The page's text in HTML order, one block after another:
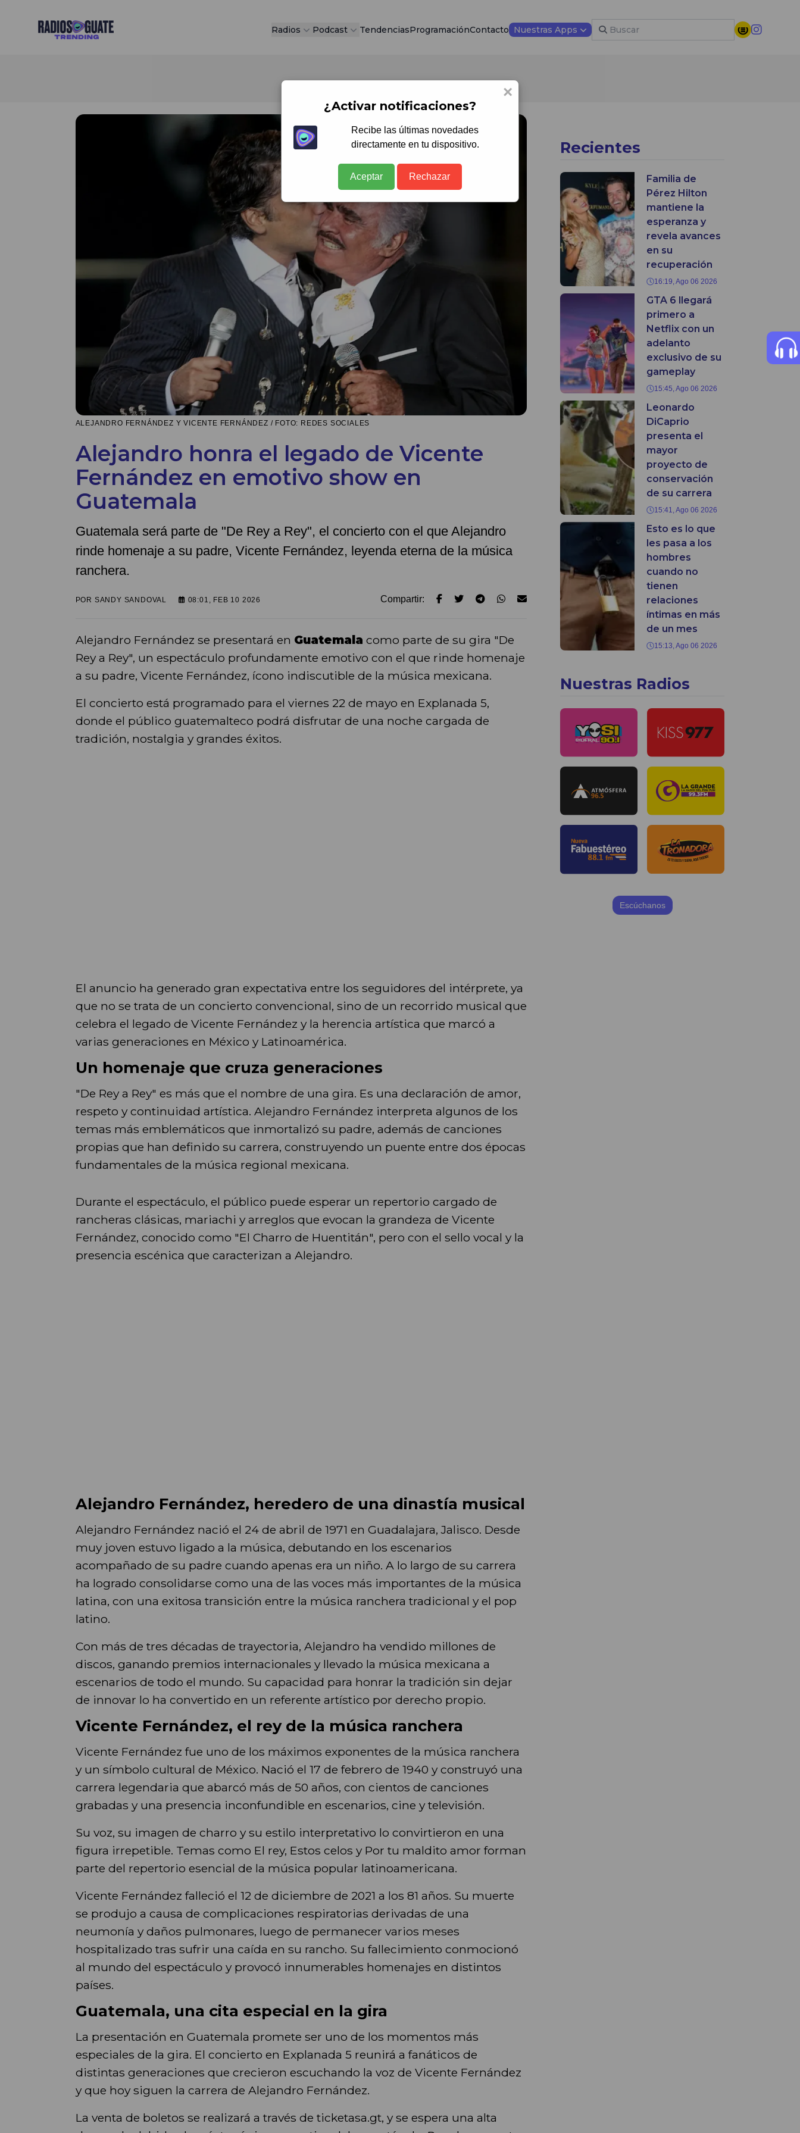
Radios Guate Radios Podcast TendenciasProgramaciónContacto Nuestras Apps
ALEJANDRO FERNÁNDEZ Y VICENTE FERNÁNDEZ / FOTO: REDES SOCIALES
Alejandro honra el legado de Vicente
Fernández en emotivo show en
Guatemala
Guatemala será parte de "De Rey a Rey", el concierto con el que Alejandro
rinde homenaje a su padre, Vicente Fernández, leyenda eterna de la música
ranchera.
POR SANDY SANDOVAL 08:01, FEB 10 2026 Compartir:
Alejandro Fernández se presentará en Guatemala como parte de su gira "De
Rey a Rey", un espectáculo profundamente emotivo con el que rinde homenaje
a su padre, Vicente Fernández, ícono indiscutible de la música mexicana.
El concierto está programado para el viernes 22 de mayo en Explanada 5,
donde el público guatemalteco podrá disfrutar de una noche cargada de
tradición, nostalgia y grandes éxitos.
El anuncio ha generado gran expectativa entre los seguidores del intérprete, ya
que no se trata de un concierto convencional, sino de un recorrido musical que
celebra el legado de Vicente Fernández y la herencia artística que marcó a
varias generaciones en México y Latinoamérica.
Un homenaje que cruza generaciones
"De Rey a Rey" es más que el nombre de una gira. Es una declaración de amor,
respeto y continuidad artística. Alejandro Fernández interpreta algunos de los
temas más emblemáticos que inmortalizó su padre, además de canciones
propias que han definido su carrera, construyendo un puente entre dos épocas
fundamentales de la música regional mexicana.
Durante el espectáculo, el público puede esperar un repertorio cargado de
rancheras clásicas, mariachi y arreglos que evocan la grandeza de Vicente
Fernández, conocido como "El Charro de Huentitán", pero con el sello vocal y la
presencia escénica que caracterizan a Alejandro.
Alejandro Fernández, heredero de una dinastía musical
Alejandro Fernández nació el 24 de abril de 1971 en Guadalajara, Jalisco. Desde
muy joven estuvo ligado a la música, debutando en los escenarios
acompañado de su padre cuando apenas era un niño. A lo largo de su carrera
ha logrado consolidarse como una de las voces más importantes de la música
latina, con una exitosa transición entre la música ranchera tradicional y el pop
latino.
Con más de tres décadas de trayectoria, Alejandro ha vendido millones de
discos, ganando premios internacionales y llevado la música mexicana a
escenarios de todo el mundo. Su capacidad para honrar la tradición sin dejar
de innovar lo ha convertido en un referente artístico por derecho propio.
Vicente Fernández, el rey de la música ranchera
Vicente Fernández fue uno de los máximos exponentes de la música ranchera
y un símbolo cultural de México. Nació el 17 de febrero de 1940 y construyó una
carrera legendaria que abarcó más de 50 años, con cientos de canciones
grabadas y una presencia inconfundible en escenarios, cine y televisión.
Su voz, su imagen de charro y su estilo interpretativo lo convirtieron en una
figura irrepetible. Temas como El rey, Estos celos y Por tu maldito amor forman
parte del repertorio esencial de la música popular latinoamericana.
Vicente Fernández falleció el 12 de diciembre de 2021 a los 81 años. Su muerte
se produjo a causa de complicaciones respiratorias derivadas de una
neumonía y daños pulmonares, luego de permanecer varios meses
hospitalizado tras sufrir una caída en su rancho. Su fallecimiento conmocionó
al mundo del espectáculo y provocó innumerables homenajes en distintos
países.
Guatemala, una cita especial en la gira
La presentación en Guatemala promete ser uno de los momentos más
especiales de la gira. El concierto en Explanada 5 reunirá a fanáticos de
distintas generaciones que crecieron escuchando la voz de Vicente Fernández
y que hoy siguen la carrera de Alejandro Fernández.
La venta de boletos se realizará a través de ticketasa.gt, y se espera una alta
Recientes
Familia de
Pérez Hilton
mantiene la
esperanza y
revela avances
en su
recuperación
16:19, Ago 06 2026
GTA 6 llegará
primero a
Netflix con un
adelanto
exclusivo de su
gameplay
15:45, Ago 06 2026
Leonardo
DiCaprio
presenta el
mayor
proyecto de
conservación
de su carrera
15:41, Ago 06 2026
Esto es lo que
les pasa a los
hombres
cuando no
tienen
relaciones
íntimas en más
de un mes
15:13, Ago 06 2026
Nuestras Radios
Escúchanos
×
¿Activar notificaciones?
Recibe las últimas novedades
directamente en tu dispositivo.
Aceptar Rechazar